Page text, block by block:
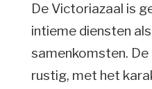
De Victoriazaal is
intieme diensten
samenkomsten.
rustig, met het